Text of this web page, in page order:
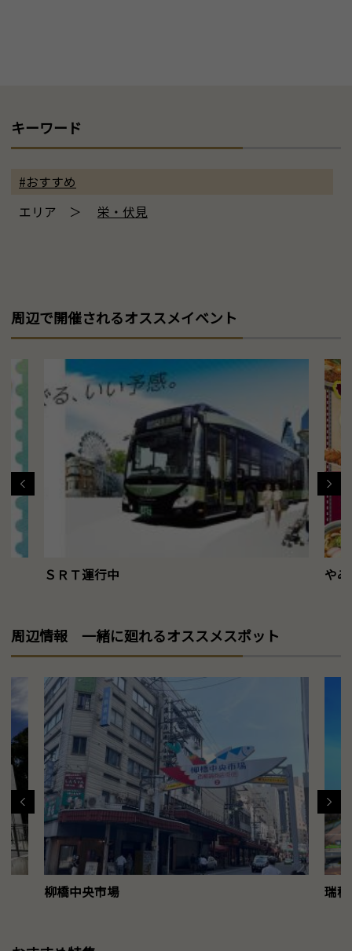
キーワード
#おすすめ
エリア ＞ 栄・伏見
周辺で開催されるオススメイベント
ＳＲＴ運行中 や
周辺情報 一緒に廻れるオススメスポット
柳橋中央市場 瑞